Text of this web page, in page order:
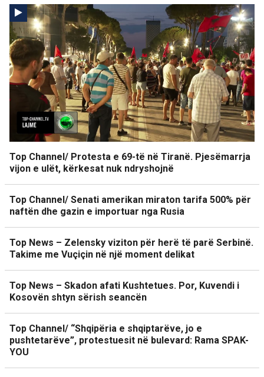
Top Channel/ Protesta e 69-të në Tiranë. Pjesëmarrja
vijon e ulët, kërkesat nuk ndryshojnë
Top Channel/ Senati amerikan miraton tarifa 500% për
naftën dhe gazin e importuar nga Rusia
Top News – Zelensky viziton për herë të parë Serbinë.
Takime me Vuçiçin në një moment delikat
Top News – Skadon afati Kushtetues. Por, Kuvendi i
Kosovën shtyn sërish seancën
Top Channel/ “Shqipëria e shqiptarëve, jo e
pushtetarëve”, protestuesit në bulevard: Rama SPAK-
YOU